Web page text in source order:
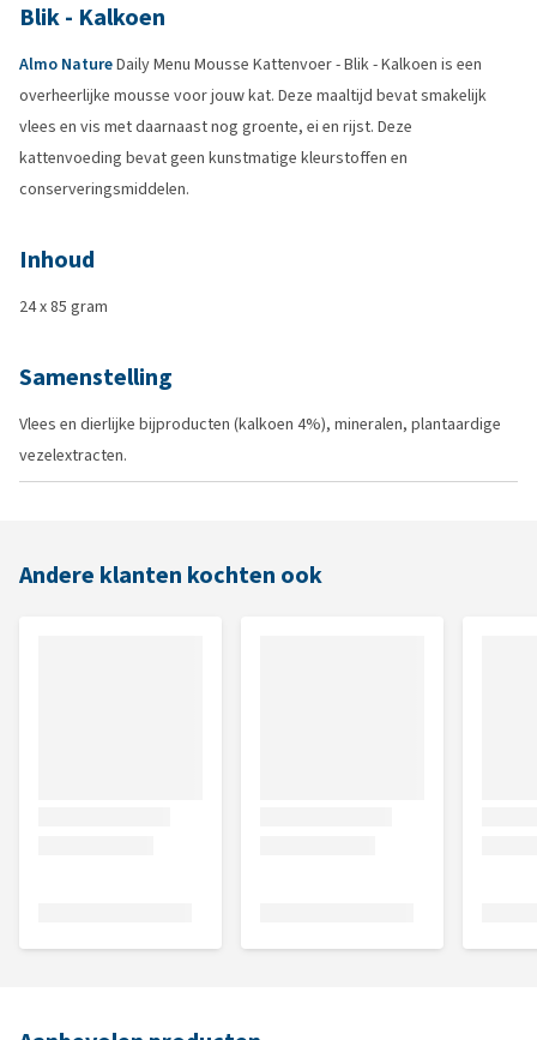
Blik - Kalkoen
Almo NatureDaily Menu Mousse Kattenvoer - Blik - Kalkoen is een
overheerlijke mousse voor jouw kat. Deze maaltijd bevat smakelijk
vlees en vis met daarnaast nog groente, ei en rijst. Deze
kattenvoeding bevat geen kunstmatige kleurstoffen en
conserveringsmiddelen.
Inhoud
24 x 85 gram
Samenstelling
Vlees en dierlijke bijproducten (kalkoen 4%), mineralen, plantaardige
vezelextracten.
Andere klanten kochten ook